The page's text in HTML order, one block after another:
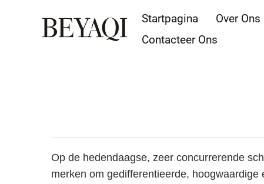
Startpagina Over Ons
Contacteer Ons
Op de hedendaagse, zeer concurrerende
merken om gedifferentieerde,